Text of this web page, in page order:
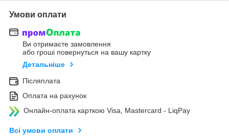
Умови оплати
Ви отримаєте замовлення
або гроші повернуться на вашу картку
Детальніше
Післяплата
Оплата на рахунок
Онлайн-оплата карткою Visa, Mastercard - LiqPay
Всі умови оплати